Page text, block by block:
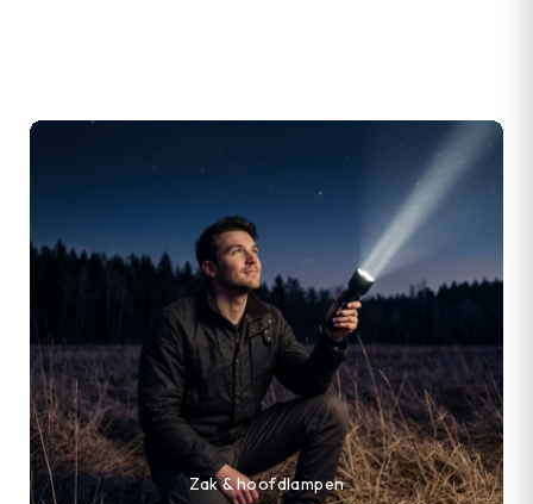
Zak & hoofdlampen